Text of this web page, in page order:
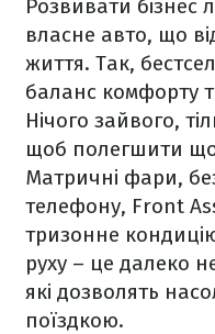
Розвивати бізнес
власне авто, що
життя. Так,
баланс комфорту
Нічого зайвого,
щоб полегшити
Матричні фари,
телефону, Front
тризонне
руху – це далеко
які дозволять
поїздкою.